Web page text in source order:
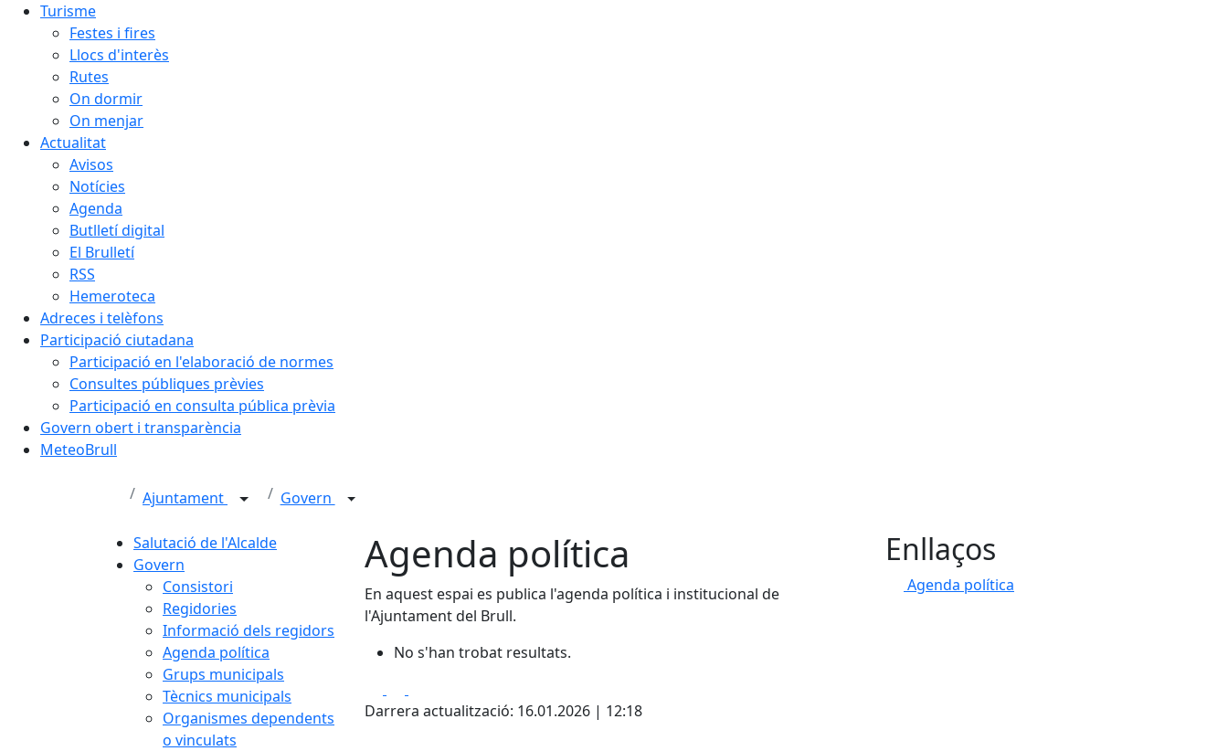
Turisme
Festes i fires
Llocs d'interès
Rutes
On dormir
On menjar
Actualitat
Avisos
Notícies
Agenda
Butlletí digital
El Brulletí
RSS
Hemeroteca
Adreces i telèfons
Participació ciutadana
Participació en l'elaboració de normes
Consultes públiques prèvies
Participació en consulta pública prèvia
Govern obert i transparència
MeteoBrull
Ajuntament Govern
Salutació de l'Alcalde
Govern
Consistori
Regidories
Informació dels regidors
Agenda política
Grups municipals
Tècnics municipals
Organismes dependents
o vinculats
Agenda política
En aquest espai es publica l'agenda política i institucional de
l'Ajuntament del Brull.
No s'han trobat resultats.
Darrera actualització: 16.01.2026 | 12:18
Enllaços
Agenda política